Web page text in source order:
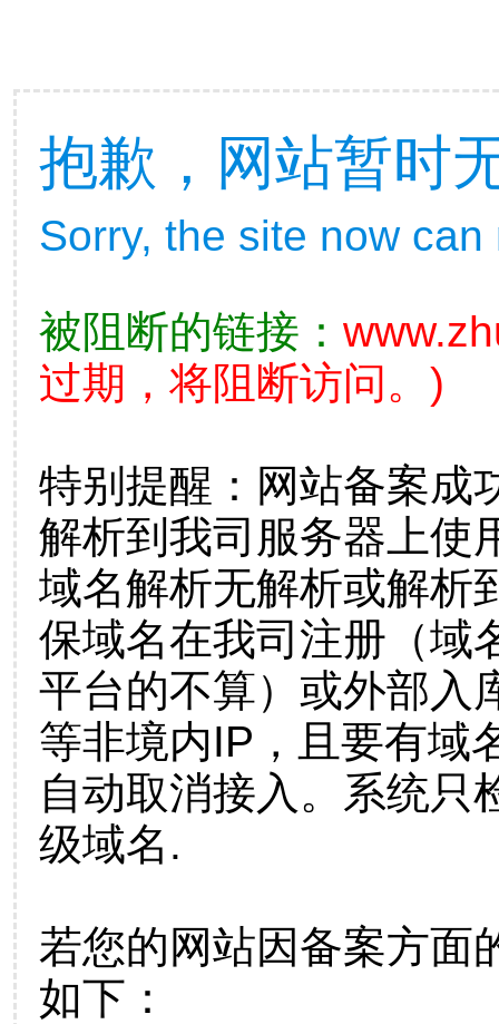
抱歉，网站暂时
Sorry, the site now
被阻断的链接：
过期，将阻断访问。)
特别提醒：网站备案成
解析到我司服务器上使
域名解析无解析或解析
保域名在我司注册（域
平台的不算）或外部入
等非境内IP，且要有域
自动取消接入。系统只
级域名.
若您的网站因备案方面
如下：